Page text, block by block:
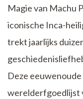
Magie van Machu
iconische Inca-
trekt jaarlijks
Deze
werelderfgoedlijst